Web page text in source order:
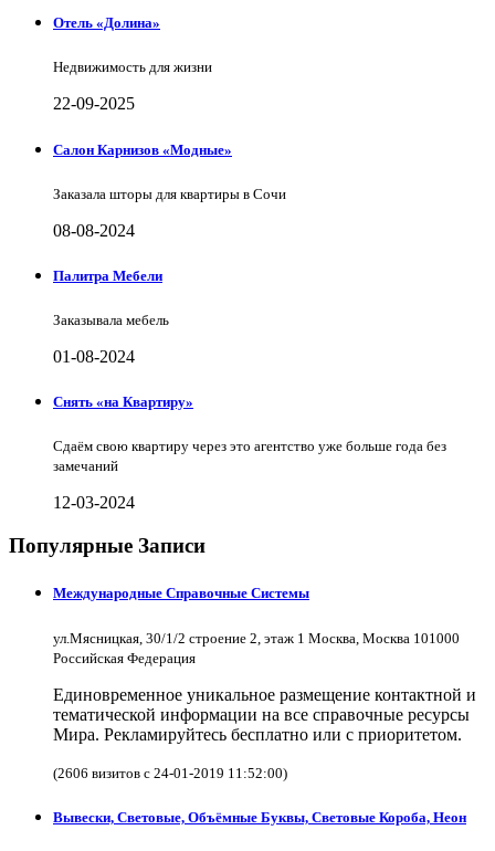
Отель «Долина»
Недвижимость для жизни
22-09-2025
Салон Карнизов «Модные»
Заказала шторы для квартиры в Сочи
08-08-2024
Палитра Мебели
Заказывала мебель
01-08-2024
Снять «на Квартиру»
Сдаём свою квартиру через это агентство уже больше года без
замечаний
12-03-2024
Популярные Записи
Международные Справочные Системы
ул.Мясницкая, 30/1/2 строение 2, этаж 1 Москва, Москва 101000
Российская Федерация
Единовременное уникальное размещение контактной и
тематической информации на все справочные ресурсы
Мира. Рекламируйтесь бесплатно или с приоритетом.
(2606 визитов с 24-01-2019 11:52:00)
Вывески, Световые, Объёмные Буквы, Световые Короба, Неон